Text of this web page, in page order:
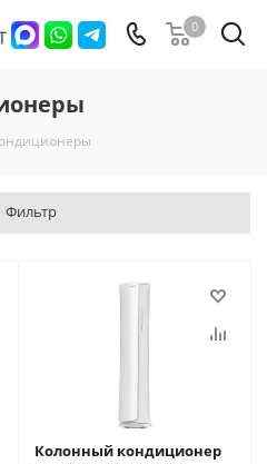
0
Фильтр
Колонный кондиционер